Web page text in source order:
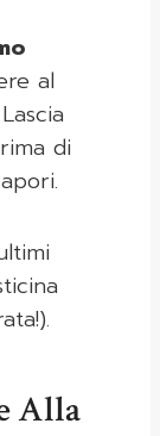
al
di
Alla